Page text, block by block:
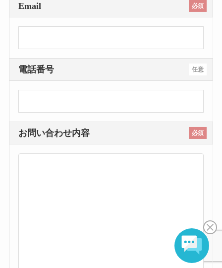
必須
Email
任意
電話番号
必須
お問い合わせ内容